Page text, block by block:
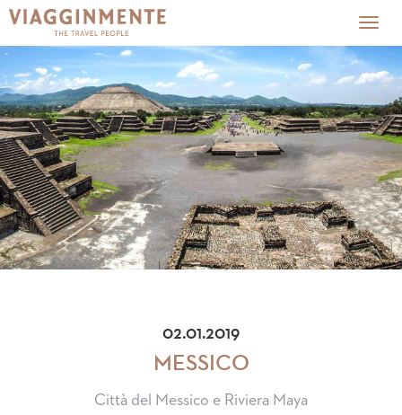
02.01.2019
MESSICO
Città del Messico e Riviera Maya